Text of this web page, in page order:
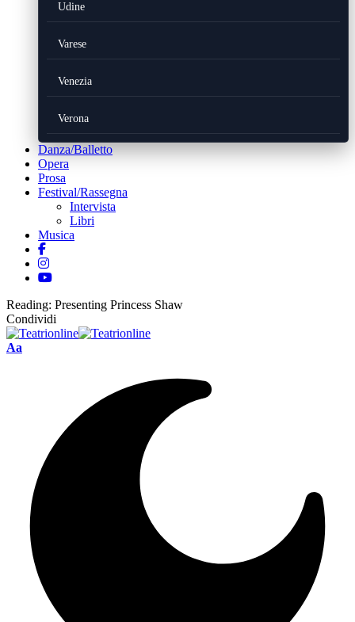
Udine
Varese
Venezia
Verona
Danza/Balletto
Opera
Prosa
Festival/Rassegna
Intervista
Libri
Musica
Reading: Presenting Princess Shaw
Condividi
Font
Aa